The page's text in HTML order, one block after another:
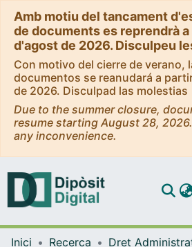
Amb motiu del tancament
de documents es reprendrà
d'agost de 2026. Disculpeu
Con motivo del cierre de verano,
documentos se reanudará a
de 2026. Disculpad las molestias
Due to the summer closure,
resume starting August 28,
any inconvenience.
Navega
Inici Recerca